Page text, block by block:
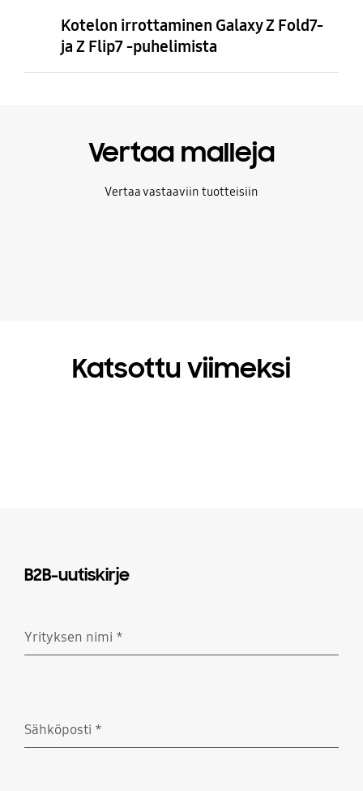
Kotelon irrottaminen Galaxy Z Fold7-
ja Z Flip7 -puhelimista
Vertaa malleja
Vertaa vastaaviin tuotteisiin
Katsottu viimeksi
B2B-uutiskirje
Yrityksen nimi *
Sähköposti *